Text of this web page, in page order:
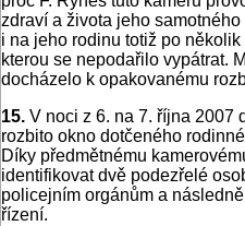
zdraví a života jeho
i na jeho rodinu totiž po
kterou se nepodařilo vypátrat.
docházelo k opakovanému
15. V noci z 6. na 7. října 2007
rozbito okno dotčeného
Díky předmětnému
identifikovat dvě podezřelé
policejním orgánům a
řízení.